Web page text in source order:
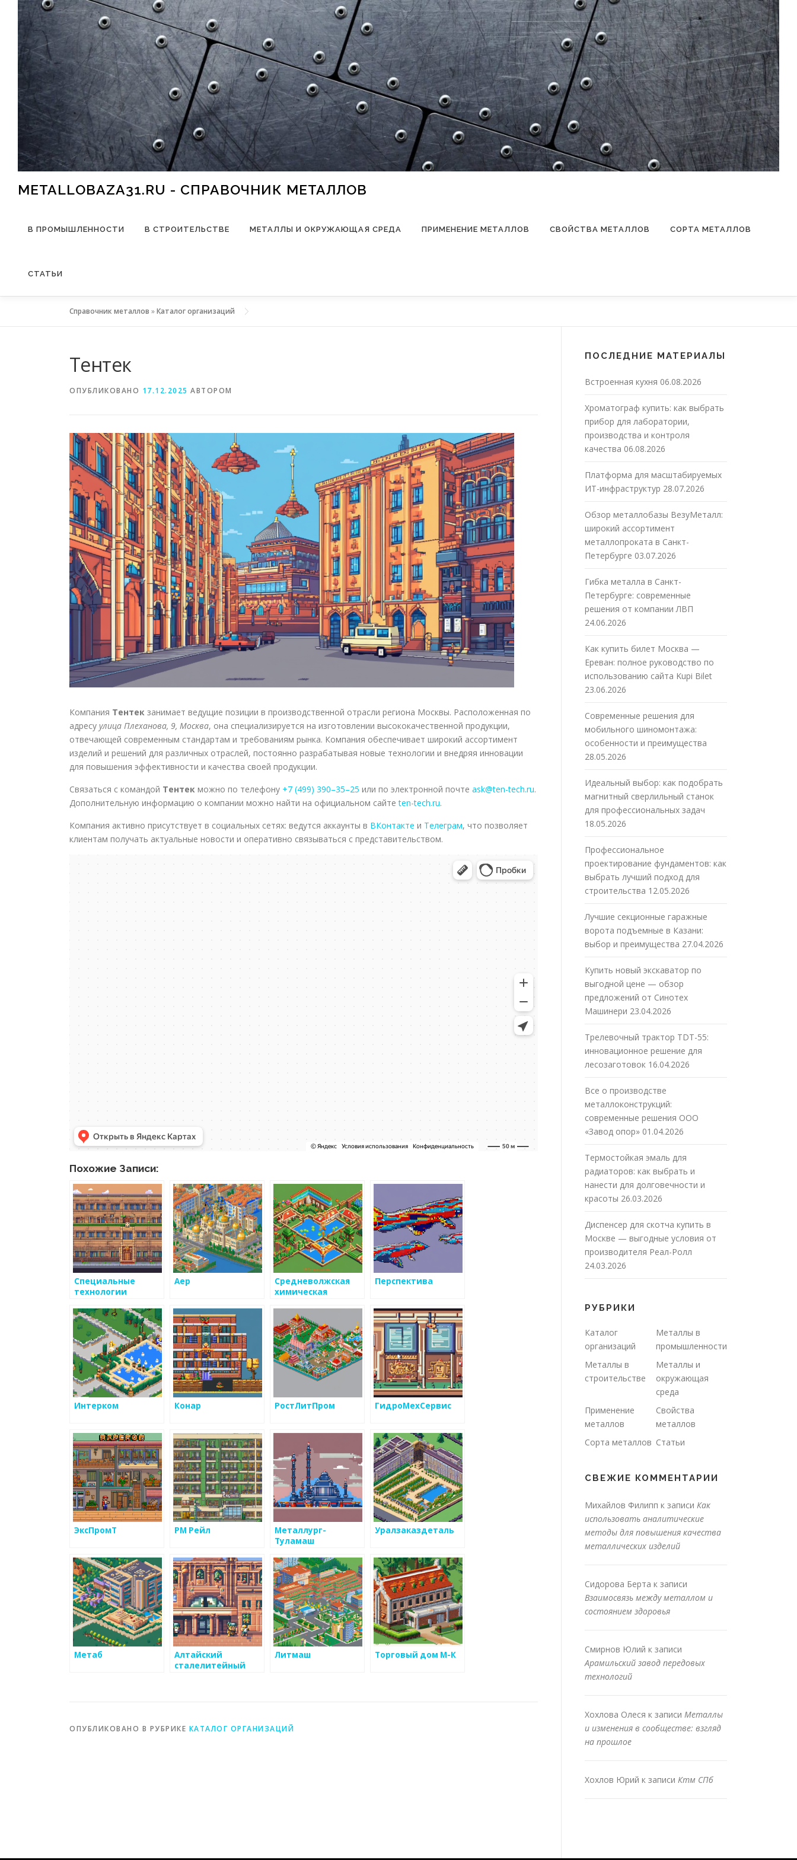
Перейти к содержимому
METALLOBAZA31.RU - СПРАВОЧНИК МЕТАЛЛОВ
В ПРОМЫШЛЕННОСТИ В СТРОИТЕЛЬСТВЕ МЕТАЛЛЫ И ОКРУЖАЮЩАЯ СРЕДА ПРИМЕНЕНИЕ МЕТАЛЛОВ СВОЙСТВА МЕТАЛЛОВ СОРТА МЕТАЛЛОВ
СТАТЬИ
Справочник металлов »Каталог организаций
Тентек
ОПУБЛИКОВАНО 17.12.2025 АВТОРОМ
Компания Тентек занимает ведущие позиции в производственной отрасли региона Москвы. Расположенная по
адресу улица Плеханова, 9, Москва, она специализируется на изготовлении высококачественной продукции,
отвечающей современным стандартам и требованиям рынка. Компания обеспечивает широкий ассортимент
изделий и решений для различных отраслей, постоянно разрабатывая новые технологии и внедряя инновации
для повышения эффективности и качества своей продукции.
Связаться с командой Тентек можно по телефону +7 (499) 390–35–25 или по электронной почте ask@ten-tech.ru.
Дополнительную информацию о компании можно найти на официальном сайтеten-tech.ru.
Компания активно присутствует в социальных сетях: ведутся аккаунты в ВКонтакте и Телеграм, что позволяет
клиентам получать актуальные новости и оперативно связываться с представительством.
Похожие Записи:
Специальные
технологии
Аер
Средневолжская
химическая
Перспектива
Интерком Конар РостЛитПром ГидроМехСервис
ЭксПромТ РМ Рейл
Металлург-
Туламаш
Уралзаказдеталь
Метаб
Алтайский
сталелитейный
Литмаш Торговый дом М-К
ОПУБЛИКОВАНО В РУБРИКЕ КАТАЛОГ ОРГАНИЗАЦИЙ
ПОСЛЕДНИЕ МАТЕРИАЛЫ
Встроенная кухня 06.08.2026
Хроматограф купить: как выбрать
прибор для лаборатории,
производства и контроля
качества 06.08.2026
Платформа для масштабируемых
ИТ-инфраструктур 28.07.2026
Обзор металлобазы ВезуМеталл:
широкий ассортимент
металлопроката в Санкт-
Петербурге 03.07.2026
Гибка металла в Санкт-
Петербурге: современные
решения от компании ЛВП
24.06.2026
Как купить билет Москва —
Ереван: полное руководство по
использованию сайта Kupi Bilet
23.06.2026
Современные решения для
мобильного шиномонтажа:
особенности и преимущества
28.05.2026
Идеальный выбор: как подобрать
магнитный сверлильный станок
для профессиональных задач
18.05.2026
Профессиональное
проектирование фундаментов: как
выбрать лучший подход для
строительства 12.05.2026
Лучшие секционные гаражные
ворота подъемные в Казани:
выбор и преимущества 27.04.2026
Купить новый экскаватор по
выгодной цене — обзор
предложений от Синотех
Машинери 23.04.2026
Трелевочный трактор TDT-55:
инновационное решение для
лесозаготовок 16.04.2026
Все о производстве
металлоконструкций:
современные решения ООО
«Завод опор» 01.04.2026
Термостойкая эмаль для
радиаторов: как выбрать и
нанести для долговечности и
красоты 26.03.2026
Диспенсер для скотча купить в
Москве — выгодные условия от
производителя Реал-Ролл
24.03.2026
РУБРИКИ
Каталог
организаций
Металлы в
промышленности
Металлы в
строительстве
Металлы и
окружающая
среда
Применение
металлов
Свойства
металлов
Сорта металлов Статьи
СВЕЖИЕ КОММЕНТАРИИ
Михайлов Филипп к записи Как
использовать аналитические
методы для повышения качества
металлических изделий
Сидорова Берта к записи
Взаимосвязь между металлом и
состоянием здоровья
Смирнов Юлий к записи
Арамильский завод передовых
технологий
Хохлова Олеся к записи Металлы
и изменения в сообществе: взгляд
на прошлое
Хохлов Юрий к записи Ктм СПб